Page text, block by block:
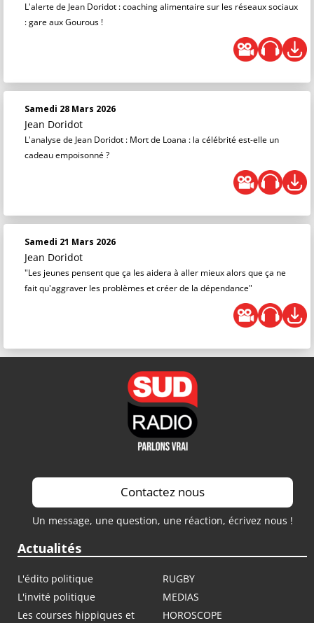
L'alerte de Jean Doridot : coaching alimentaire sur les réseaux sociaux
: gare aux Gourous !
Samedi 28 Mars 2026
Jean Doridot
L'analyse de Jean Doridot : Mort de Loana : la célébrité est-elle un
cadeau empoisonné ?
Samedi 21 Mars 2026
Jean Doridot
"Les jeunes pensent que ça les aidera à aller mieux alors que ça ne
fait qu'aggraver les problèmes et créer de la dépendance"
Contactez nous
Un message, une question, une réaction, écrivez nous !
Actualités
L'édito politique
RUGBY
L'invité politique
MEDIAS
Les courses hippiques et
HOROSCOPE